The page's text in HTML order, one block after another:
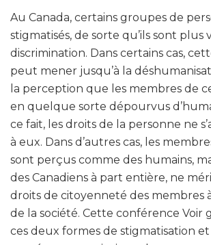
Au Canada, certains groupes de
stigmatisés, de sorte qu’ils sont plus
discrimination. Dans certains cas,
peut mener jusqu’à la
la perception que les membres de
en quelque sorte dépourvus
ce fait, les droits de la personne ne
à eux. Dans d’autres cas, les
sont perçus comme des humains,
des Canadiens à part entière, ne
droits de citoyenneté des membres
de la société. Cette conférence Voir
ces deux formes de stigmatisation